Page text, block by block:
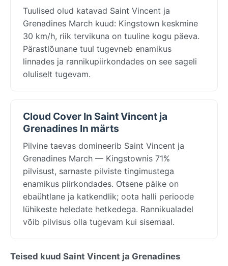
Tuulised olud katavad Saint Vincent ja
Grenadines March kuud: Kingstown keskmine
30 km/h, riik tervikuna on tuuline kogu päeva.
Pärastlõunane tuul tugevneb enamikus
linnades ja rannikupiirkondades on see sageli
oluliselt tugevam.
Cloud Cover In Saint Vincent ja
Grenadines In märts
Pilvine taevas domineerib Saint Vincent ja
Grenadines March — Kingstownis 71%
pilvisust, sarnaste pilviste tingimustega
enamikus piirkondades. Otsene päike on
ebaühtlane ja katkendlik; oota halli perioode
lühikeste heledate hetkedega. Rannikualadel
võib pilvisus olla tugevam kui sisemaal.
Teised kuud Saint Vincent ja Grenadines